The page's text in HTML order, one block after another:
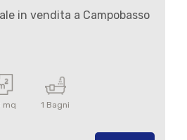
in vendita a Campobasso
mq 1 Bagni